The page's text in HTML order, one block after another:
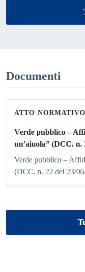
Documenti
ATTO NORMATIVO
Verde pubblico –
un’aiuola” (DCC. n.
Verde pubblico –
(DCC. n. 22 del 23/